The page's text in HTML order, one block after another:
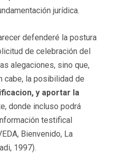
jurídica.
defenderé la postura
de celebración del
alegaciones, sino que,
cabe, la posibilidad de
y aportar la
donde incluso podrá
testifical
Bienvenido, La
1997).